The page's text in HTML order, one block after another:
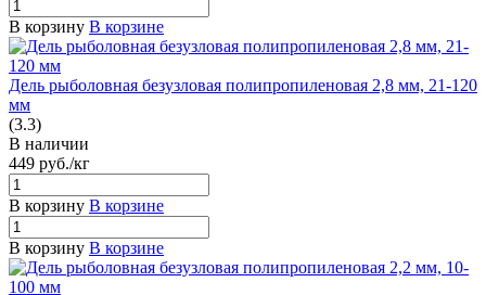
В корзину В корзине
Дель рыболовная безузловая полипропиленовая 2,8 мм, 21-120
мм
(3.3)
В наличии
449 руб./кг
В корзину В корзине
В корзину В корзине